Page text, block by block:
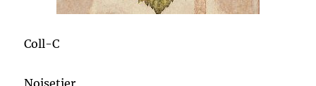
Coll-C
Noisetier